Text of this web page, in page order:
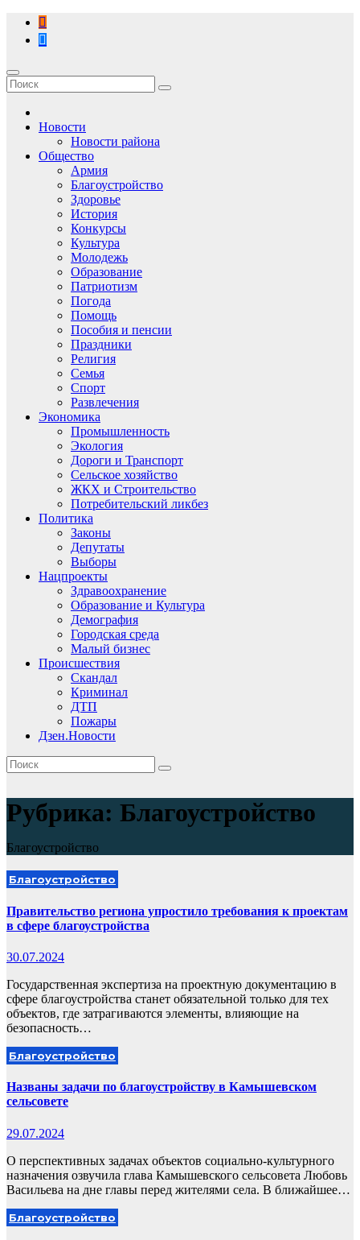
Перейти
содержимому
Новости
Новости района
Общество
Армия
Благоустройство
Здоровье
История
Конкурсы
Культура
Молодежь
Образование
Патриотизм
Погода
Помощь
Пособия и пенсии
Праздники
Религия
Семья
Спорт
Развлечения
Экономика
Промышленность
Экология
Дороги и Транспорт
Сельское хозяйство
ЖКХ и Строительство
Потребительский ликбез
Политика
Законы
Депутаты
Выборы
Нацпроекты
Здравоохранение
Образование и Культура
Демография
Городская среда
Малый бизнес
Происшествия
Скандал
Криминал
ДТП
Пожары
Дзен.Новости
Рубрика: Благоустройство
Благоустройство
Благоустройство
Правительство региона упростило требования к проектам
в сфере благоустройства
30.07.2024
Государственная экспертиза на проектную документацию в
сфере благоустройства станет обязательной только для тех
объектов, где затрагиваются элементы, влияющие на
безопасность…
Благоустройство
Названы задачи по благоустройству в Камышевском
сельсовете
29.07.2024
О перспективных задачах объектов социально-культурного
назначения озвучила глава Камышевского сельсовета Любовь
Васильева на дне главы перед жителями села. В ближайшее…
Благоустройство